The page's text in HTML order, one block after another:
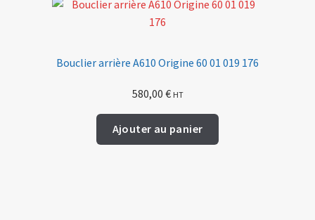
Bouclier arrière A610 Origine 60 01 019 176
580,00 € HT
Ajouter au panier